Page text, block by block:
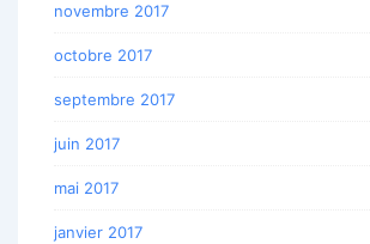
novembre 2017
octobre 2017
septembre 2017
juin 2017
mai 2017
janvier 2017